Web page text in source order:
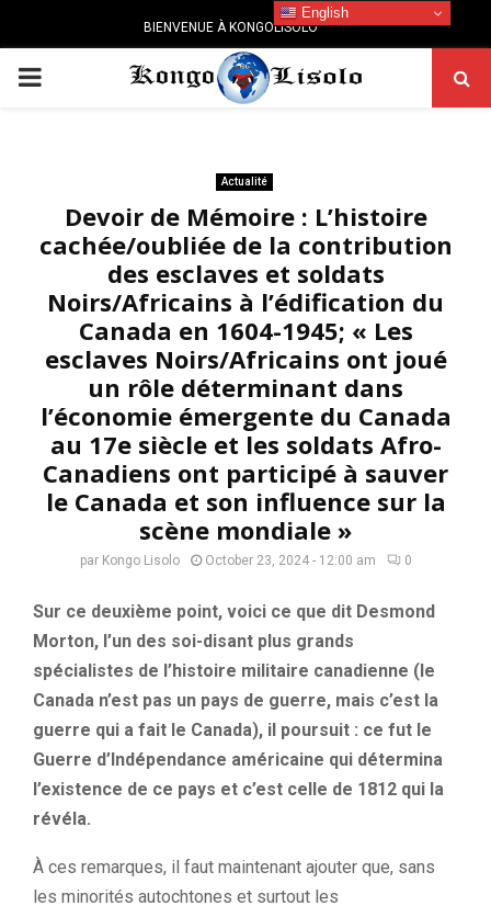
BIENVENUE À KONGOLISOLO
PRIMARY
Actualité
Devoir de Mémoire : L’histoire
cachée/oubliée de la contribution
des esclaves et soldats
Noirs/Africains à l’édification du
Canada en 1604-1945; « Les
esclaves Noirs/Africains ont joué
un rôle déterminant dans
l’économie émergente du Canada
au 17e siècle et les soldats Afro-
Canadiens ont participé à sauver
le Canada et son influence sur la
scène mondiale »
par Kongo Lisolo October 23, 2024 - 12:00 am 0
Sur ce deuxième point, voici ce que dit Desmond
Morton, l’un des soi-disant plus grands
spécialistes de l’histoire militaire canadienne (le
Canada n’est pas un pays de guerre, mais c’est la
guerre qui a fait le Canada), il poursuit : ce fut le
Guerre d’Indépendance américaine qui détermina
l’existence de ce pays et c’est celle de 1812 qui la
révéla.
À ces remarques, il faut maintenant ajouter que, sans
les minorités autochtones et surtout les
English